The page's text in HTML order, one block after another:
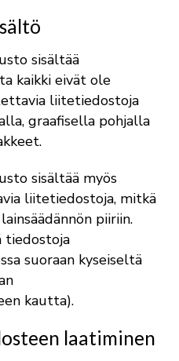
sisältää
kaikki eivät ole
liitetiedostoja
graafisella pohjalla
sisältää myös
liitetiedostoja, mitkä
piiriin.
tiedostoja
suoraan kyseiseltä
kautta).
laatiminen